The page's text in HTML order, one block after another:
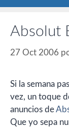
Absolut
27 Oct 2006
Si la semana
vez, un toque
anuncios de
Que yo sepa